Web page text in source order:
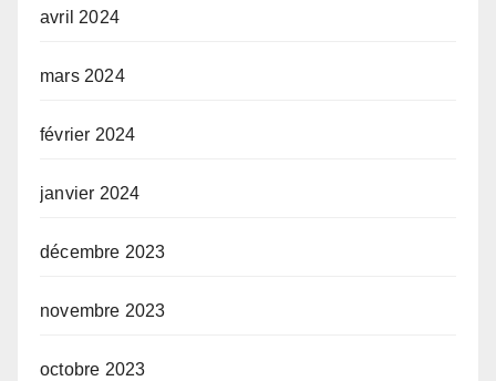
avril 2024
mars 2024
février 2024
janvier 2024
décembre 2023
novembre 2023
octobre 2023